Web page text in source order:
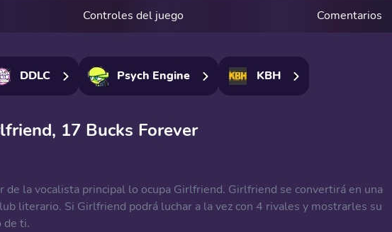
Controles del juego Comentarios
DDLC Psych Engine KBH
17 Bucks Forever
de la vocalista principal lo ocupa Girlfriend. Girlfriend se convertirá en una
literario. Si Girlfriend podrá luchar a la vez con 4 rivales y mostrarles su
de ti.